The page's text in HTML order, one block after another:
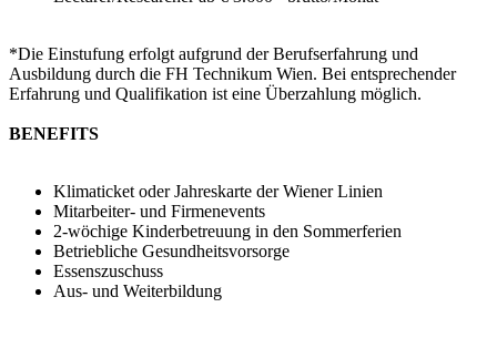
*Die Einstufung erfolgt aufgrund der Berufserfahrung und
Ausbildung durch die FH Technikum Wien. Bei entsprechender
Erfahrung und Qualifikation ist eine Überzahlung möglich.
BENEFITS
Klimaticket oder Jahreskarte der Wiener Linien
Mitarbeiter- und Firmenevents
2-wöchige Kinderbetreuung in den Sommerferien
Betriebliche Gesundheitsvorsorge
Essenszuschuss
Aus- und Weiterbildung